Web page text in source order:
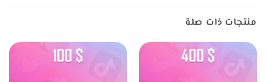
منتجات ذات صلة